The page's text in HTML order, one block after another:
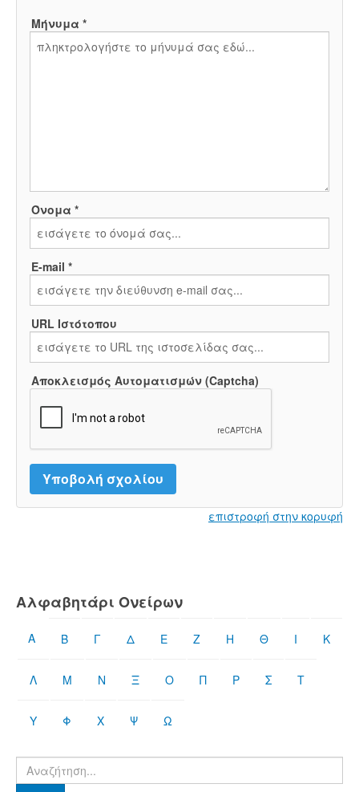
Μήνυμα *
Όνομα *
E-mail *
URL Ιστότοπου
Αποκλεισμός Αυτοματισμών (Captcha)
επιστροφή στην κορυφή
Αλφαβητάρι Ονείρων
Α Β Γ Δ Ε Ζ Η Θ Ι Κ
Λ Μ Ν Ξ Ο Π Ρ Σ Τ
Υ Φ Χ Ψ Ω
Βρες